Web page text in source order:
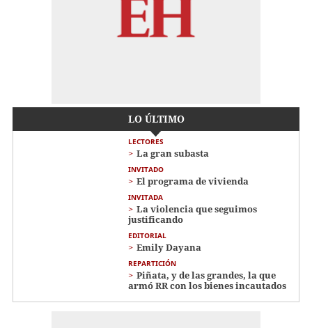
LO ÚLTIMO
LECTORES
La gran subasta
INVITADO
El programa de vivienda
INVITADA
La violencia que seguimos
justificando
EDITORIAL
Emily Dayana
REPARTICIÓN
Piñata, y de las grandes, la que
armó RR con los bienes incautados